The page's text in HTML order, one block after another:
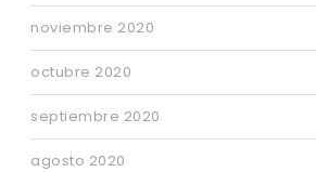
noviembre 2020
octubre 2020
septiembre 2020
agosto 2020